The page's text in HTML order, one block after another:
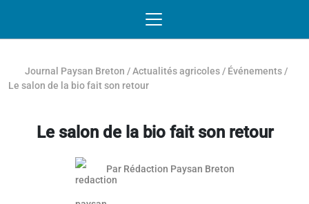
Journal Paysan Breton /Actualités agricoles / Événements /
Le salon de la bio fait son retour
Le salon de la bio fait son retour
Par Rédaction Paysan Breton